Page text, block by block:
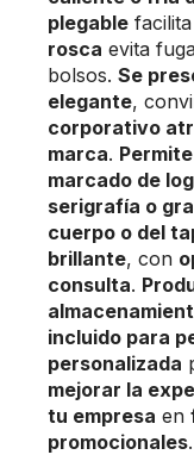
plegable
rosca evita
bolsos. Se
elegante,
corporativo
marca.
marcado de
serigrafía o
cuerpo o del
brillante, con
consulta.
incluido para
personalizada
mejorar la
tu empresa en
promocionales.